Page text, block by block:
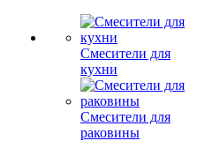
Смесители для
кухни
Смесители для
раковины